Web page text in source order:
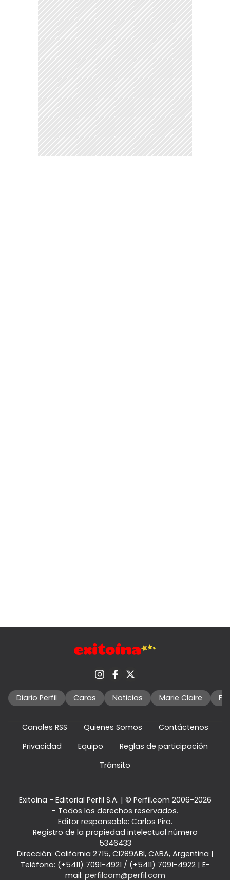
Diario Perfil Caras Noticias Marie Claire
Canales RSS Quienes Somos
Contáctenos
Privacidad
Equipo
Reglas de participación
Tránsito
Exitoina - Editorial Perfil S.A. | © Perfil.com 2006-2026
- Todos los derechos reservados.
Editor responsable: Carlos Piro.
Registro de la propiedad intelectual número
5346433
Dirección: California 2715, C1289ABI, CABA, Argentina |
Teléfono: (+5411) 7091-4921 / (+5411) 7091-4922| E-
mail: perfilcom@perfil.com